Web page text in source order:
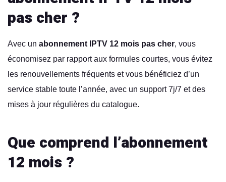
pas cher ?
Avec un abonnement IPTV 12 mois pas cher, vous
économisez par rapport aux formules courtes, vous évitez
les renouvellements fréquents et vous bénéficiez d’un
service stable toute l’année, avec un support 7j/7 et des
mises à jour régulières du catalogue.
Que comprend l’abonnement
12 mois ?